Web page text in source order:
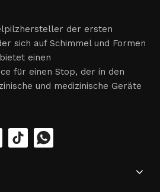
der ersten
sich auf Schimmel und Formen
einen
für einen Stop, der in den
und medizinische Geräte